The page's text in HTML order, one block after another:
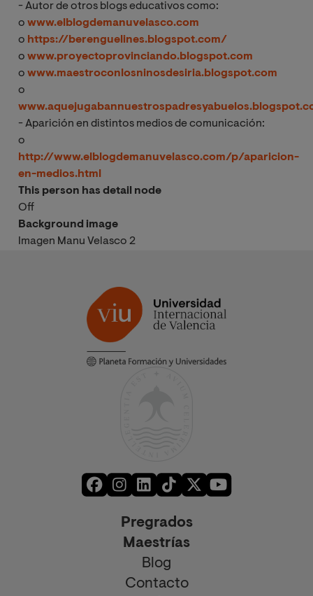
- Autor de otros blogs educativos como:
o www.elblogdemanuvelasco.com
o https://berenguelines.blogspot.com/
o www.proyectoprovinciando.blogspot.com
o www.maestroconlosninosdesiria.blogspot.com
o
- Aparición en distintos medios de comunicación:
o
http://www.elblogdemanuvelasco.com/p/aparicion-
en-medios.html
This person has detail node
Off
Background image
Imagen Manu Velasco 2
Pregrados
Maestrías
Blog
Contacto